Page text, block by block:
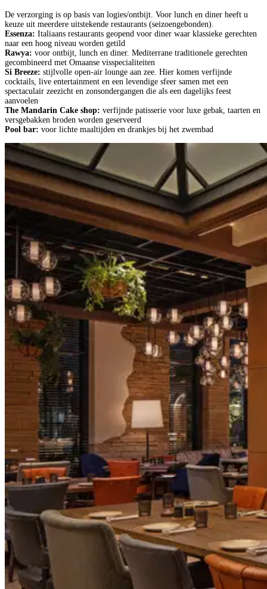
De verzorging is op basis van logies/ontbijt. Voor lunch en diner heeft u
keuze uit meerdere uitstekende restaurants (seizoengebonden).
Essenza: Italiaans restaurants geopend voor diner waar klassieke gerechten
naar een hoog niveau worden getild
Rawya: voor ontbijt, lunch en diner. Mediterrane traditionele gerechten
gecombineerd met Omaanse visspecialiteiten
Si Breeze: stijlvolle open-air lounge aan zee. Hier komen verfijnde
cocktails, live entertainment en een levendige sfeer samen met een
spectaculair zeezicht en zonsondergangen die als een dagelijks feest
aanvoelen
The Mandarin Cake shop: verfijnde patisserie voor luxe gebak, taarten en
versgebakken broden worden geserveerd
Pool bar: voor lichte maaltijden en drankjes bij het zwembad